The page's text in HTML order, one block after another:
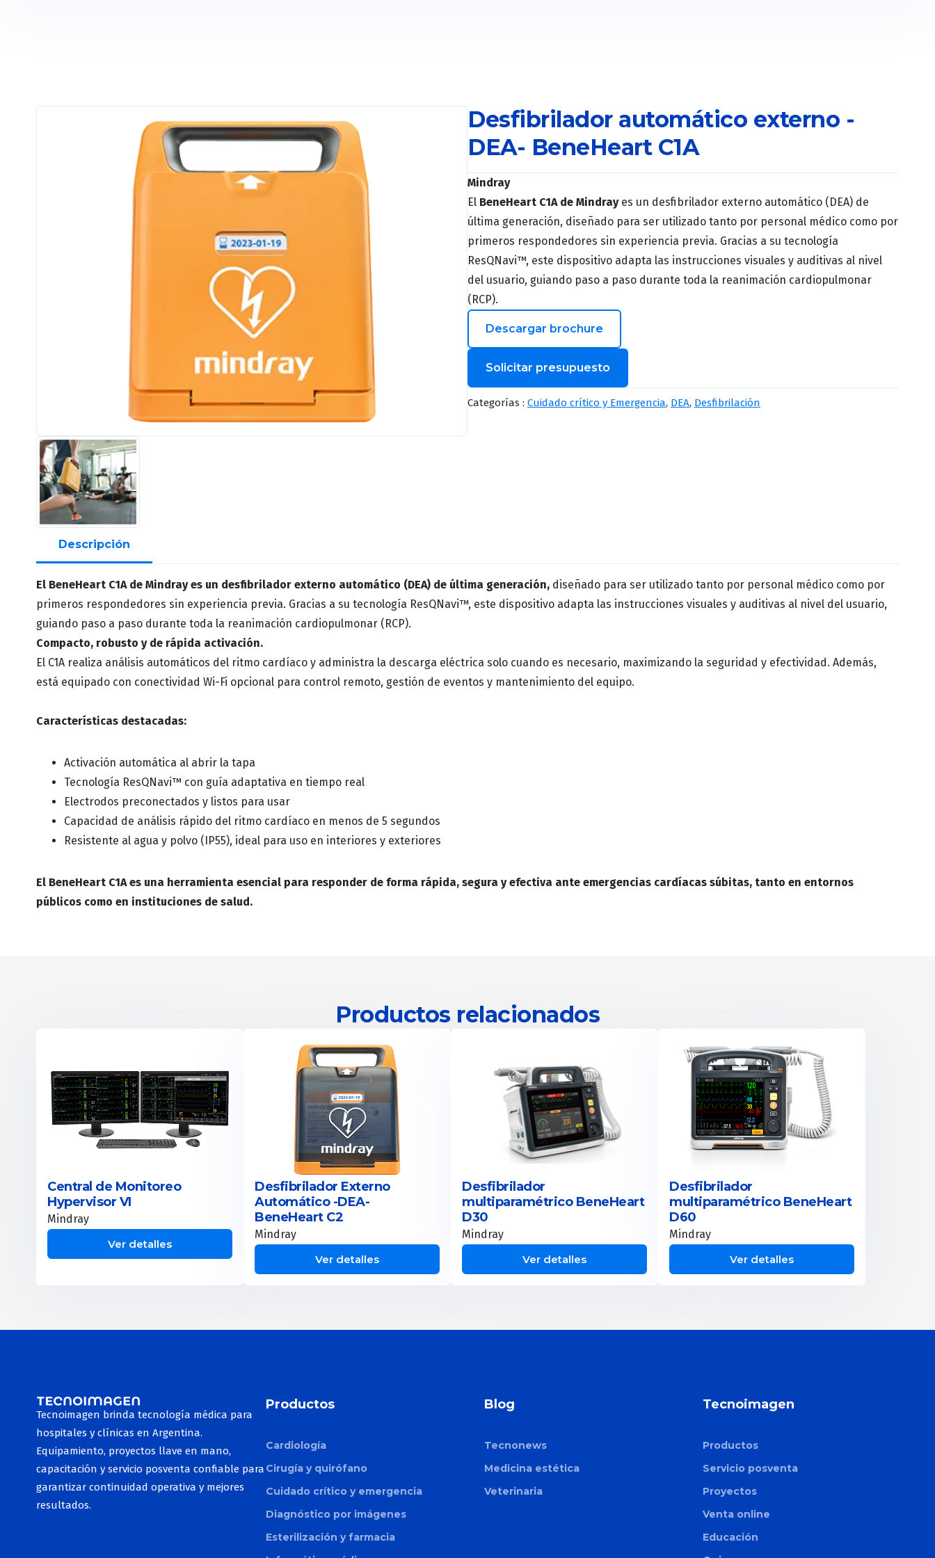
Desfibrilador automático externo -
DEA- BeneHeart C1A
Mindray
El BeneHeart C1A de Mindray es un desfibrilador externo automático (DEA) de
última generación, diseñado para ser utilizado tanto por personal médico como por
primeros respondedores sin experiencia previa. Gracias a su tecnología
ResQNavi™, este dispositivo adapta las instrucciones visuales y auditivas al nivel
del usuario, guiando paso a paso durante toda la reanimación cardiopulmonar
(RCP).
Descargar brochure
Solicitar presupuesto
Nombre Apellido*
Especialidad médica*
Centro de saludo o Institución médica
Categorías : Cuidado crítico y Emergencia, DEA, Desfibrilación
Descripción
El BeneHeart C1A de Mindray es un desfibrilador externo automático (DEA) de última generación, diseñado para ser utilizado tanto por personal médico como por
primeros respondedores sin experiencia previa. Gracias a su tecnología ResQNavi™, este dispositivo adapta las instrucciones visuales y auditivas al nivel del usuario,
guiando paso a paso durante toda la reanimación cardiopulmonar (RCP).
Compacto, robusto y de rápida activación.
El C1A realiza análisis automáticos del ritmo cardíaco y administra la descarga eléctrica solo cuando es necesario, maximizando la seguridad y efectividad. Además,
está equipado con conectividad Wi-Fi opcional para control remoto, gestión de eventos y mantenimiento del equipo.
Características destacadas:
Activación automática al abrir la tapa
Tecnología ResQNavi™ con guía adaptativa en tiempo real
Electrodos preconectados y listos para usar
Capacidad de análisis rápido del ritmo cardíaco en menos de 5 segundos
Resistente al agua y polvo (IP55), ideal para uso en interiores y exteriores
El BeneHeart C1A es una herramienta esencial para responder de forma rápida, segura y efectiva ante emergencias cardíacas súbitas, tanto en entornos
públicos como en instituciones de salud.
Productos relacionados
Central de Monitoreo
Hypervisor VI
Mindray
Ver detalles
Desfibrilador Externo
Automático -DEA-
BeneHeart C2
Mindray
Ver detalles
Desfibrilador
multiparamétrico BeneHeart
D30
Mindray
Ver detalles
Desfibrilador
multiparamétrico BeneHeart
D60
Mindray
Ver detalles
Tecnoimagen brinda tecnología médica para
hospitales y clínicas en Argentina.
Equipamiento, proyectos llave en mano,
capacitación y servicio posventa confiable para
garantizar continuidad operativa y mejores
resultados.
Productos
Cardiología
Cirugía y quirófano
Cuidado crítico y emergencia
Diagnóstico por imágenes
Esterilización y farmacia
Blog
Tecnonews
Medicina estética
Veterinaria
Tecnoimagen
Productos
Servicio posventa
Proyectos
Venta online
Educación